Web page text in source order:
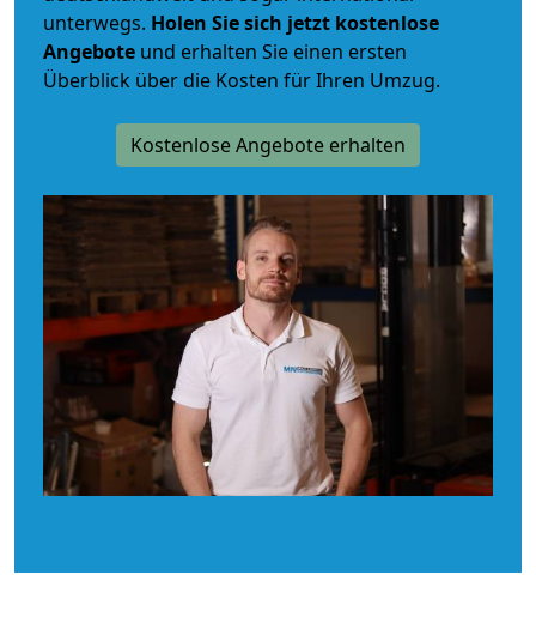
unterwegs. Holen Sie sich jetzt kostenlose
Angebote und erhalten Sie einen ersten
Überblick über die Kosten für Ihren Umzug.
Kostenlose Angebote erhalten